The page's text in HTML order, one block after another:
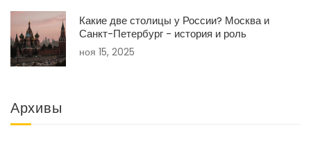
Какие две столицы у России? Москва и
Санкт-Петербург - история и роль
ноя 15, 2025
Архивы